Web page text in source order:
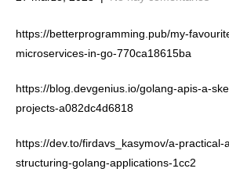
https://betterprogramming.pub/my-
microservices-in-go-770ca18615ba
https://blog.devgenius.io/golang-apis-a-
projects-a082dc4d6818
https://dev.to/firdavs_kasymov/a-practical-
structuring-golang-applications-1cc2